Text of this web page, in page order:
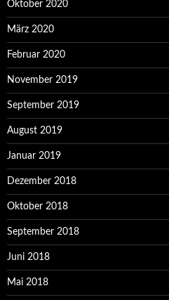
Oktober 2020
März 2020
Februar 2020
November 2019
September 2019
August 2019
Januar 2019
Dezember 2018
Oktober 2018
September 2018
Juni 2018
Mai 2018